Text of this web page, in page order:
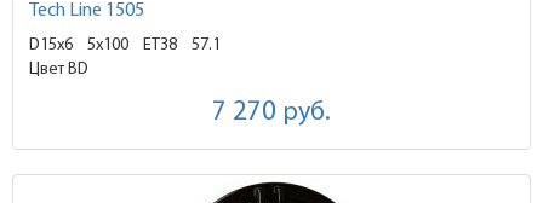
Tech Line 1505
D15x6 5x100 ET38
57.1
Цвет BD
7 270 руб.